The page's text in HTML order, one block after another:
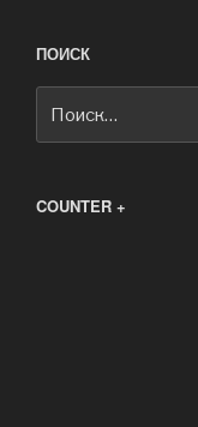
ПОИСК
COUNTER +